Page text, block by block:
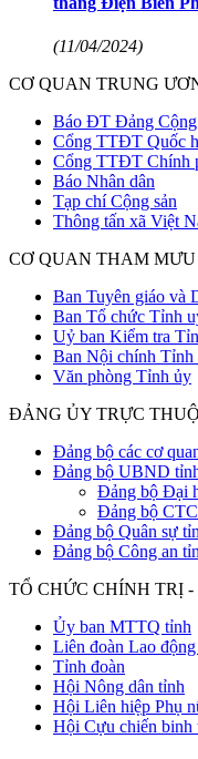
(11/04/2024)
CƠ QUAN TRUNG
Báo ĐT Đảng Cộng
Cổng TTĐT Quốc
Cổng TTĐT Chính
Báo Nhân dân
Tạp chí Cộng sản
Thông tấn xã Việt
CƠ QUAN THAM
Ban Tuyên giáo và
Ban Tổ chức Tỉnh
Uỷ ban Kiểm tra
Ban Nội chính Tỉnh
Văn phòng Tỉnh ủy
ĐẢNG ỦY TRỰC
Đảng bộ các cơ
Đảng bộ UBND
Đảng bộ Đại
Đảng bộ
Đảng bộ Quân sự
Đảng bộ Công an
TỔ CHỨC CHÍNH TRỊ
Ủy ban MTTQ tỉnh
Liên đoàn Lao
Tỉnh đoàn
Hội Nông dân tỉnh
Hội Liên hiệp Phụ
Hội Cựu chiến binh